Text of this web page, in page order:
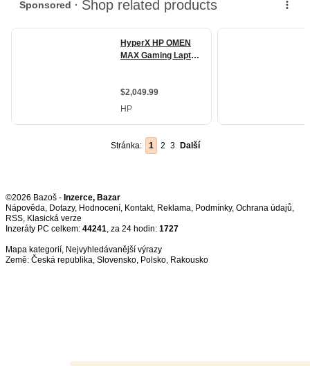
Stránka: 1 2 3 Další
©2026 Bazoš - Inzerce, Bazar
Nápověda, Dotazy, Hodnocení, Kontakt, Reklama, Podmínky, Ochrana údajů,
RSS,
Inzeráty PC celkem: 44241, za 24 hodin: 1727
Mapa kategorií, Nejvyhledávanější výrazy
Země: Česká republika, Slovensko, Polsko, Rakousko